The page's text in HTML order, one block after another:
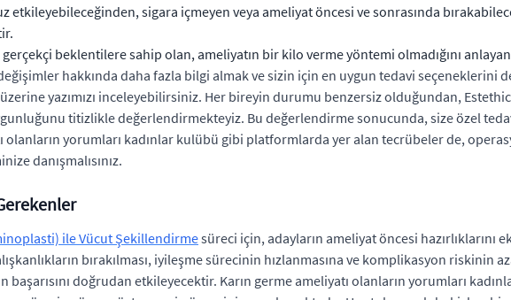
etkileyebileceğinden, sigara içmeyen veya ameliyat öncesi ve sonrasında
gerçekçi beklentilere sahip olan, ameliyatın bir kilo verme yöntemi olmadığını
hakkında daha fazla bilgi almak ve sizin için en uygun tedavi seçeneklerini
üzerine yazımızı inceleyebilirsiniz. Her bireyin durumu benzersiz olduğundan,
titizlikle değerlendirmekteyiz. Bu değerlendirme sonucunda, size özel
olanların yorumları kadınlar kulübü gibi platformlarda yer alan tecrübeler de,
danışmalısınız.
ile Vücut Şekillendirmesüreci için, adayların ameliyat öncesi hazırlıklarını
bırakılması, iyileşme sürecinin hızlanmasına ve komplikasyon riskinin
doğrudan etkileyecektir. Karın germe ameliyatı olanların yorumları